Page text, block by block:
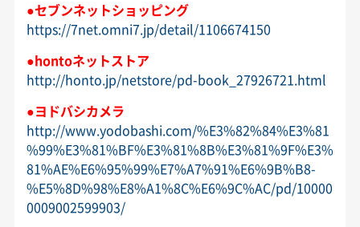
●セブンネットショッピング
https://7net.omni7.jp/detail/1106674150
●hontoネットストア
http://honto.jp/netstore/pd-book_27926721.html
●ヨドバシカメラ
http://www.yodobashi.com/%E3%82%84%E3%81
%99%E3%81%BF%E3%81%8B%E3%81%9F%E3%
81%AE%E6%95%99%E7%A7%91%E6%9B%B8-
%E5%8D%98%E8%A1%8C%E6%9C%AC/pd/10000
0009002599903/